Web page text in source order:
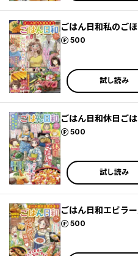
ごはん日和私のご
500
ポイント
試し読み
ごはん日和休日ご
500
ポイント
試し読み
ごはん日和エビラ
500
ポイント